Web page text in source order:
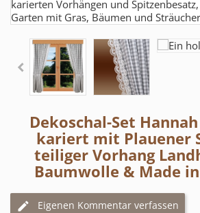
Dekoschal-Set
kariert mit Plauener
teiliger Vorhang
Baumwolle & Made
Eigenen Kommentar verfassen